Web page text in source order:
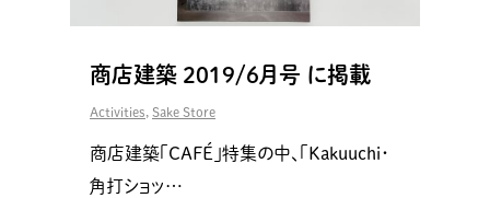
商店建築 2019/6月号 に掲載
Activities Sake Store
商店建築「CAFÉ」特集の中、「Kakuuchi･
角打ショッ…